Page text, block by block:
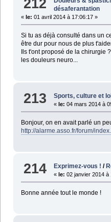
désaferantation
« le: 01 avril 2014 à 17:06:17 »
Si tu as déjà consulté dans un
être dur pour nous de plus
Ils t'ont proposé de la chirurgie
les douleurs neuro...
213 Sports, culture et
«le: 04 mars 2014 à
Bonjour, on en avait parlé un
http://alarme.asso.fr/forum/
214 Exprimez-vous ! /
«le: 02 janvier 2014 à
Bonne année tout le monde !